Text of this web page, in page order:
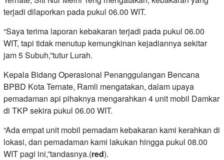
terjadi dilaporkan pada pukul 06.00 WIT.
“Saya terima laporan kebakaran terjadi pada pukul 06.00
WIT, tapi tidak menutup kemungkinan kejadiannya sekitar
jam 5 Subuh,”tutur Lurah.
Kepala Bidang Operasional Penanggulangan Bencana
BPBD Kota Ternate, Ramli mengatakan, dalam upaya
pemadaman api pihaknya mengarahkan 4 unit mobil Damkar
di TKP sekira pukul 06.00 WIT.
“Ada empat unit mobil pemadam kebakaran kami kerahkan di
lokasi, dan pemadaman kami lakukan hingga pukul 08.00
WIT pagi ini,”tandasnya.(red).